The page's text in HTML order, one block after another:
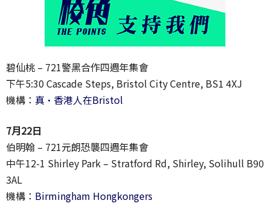
碧仙桃 – 721警黑合作四週年集會
下午5:30 Cascade Steps, Bristol City Centre, BS1 4XJ
機構： 真•香港人在Bristol
7月22日
伯明翰 – 721元朗恐襲四週年集會
中午12-1 Shirley Park – Stratford Rd, Shirley, Solihull B90
3AL
機構： Birmingham Hongkongers